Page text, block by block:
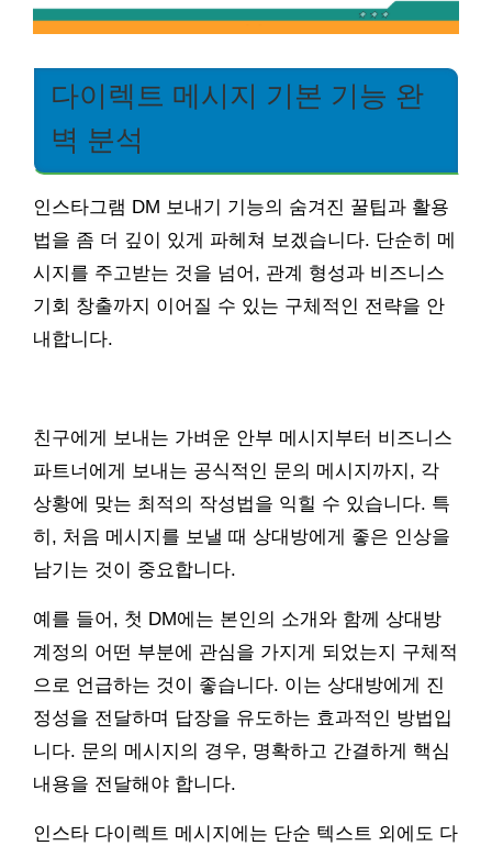
다이렉트 메시지 기본 기능 완
벽 분석
인스타그램 DM 보내기 기능의 숨겨진 꿀팁과 활용
법을 좀 더 깊이 있게 파헤쳐 보겠습니다. 단순히 메
시지를 주고받는 것을 넘어, 관계 형성과 비즈니스
기회 창출까지 이어질 수 있는 구체적인 전략을 안
내합니다.
친구에게 보내는 가벼운 안부 메시지부터 비즈니스
파트너에게 보내는 공식적인 문의 메시지까지, 각
상황에 맞는 최적의 작성법을 익힐 수 있습니다. 특
히, 처음 메시지를 보낼 때 상대방에게 좋은 인상을
남기는 것이 중요합니다.
예를 들어, 첫 DM에는 본인의 소개와 함께 상대방
계정의 어떤 부분에 관심을 가지게 되었는지 구체적
으로 언급하는 것이 좋습니다. 이는 상대방에게 진
정성을 전달하며 답장을 유도하는 효과적인 방법입
니다. 문의 메시지의 경우, 명확하고 간결하게 핵심
내용을 전달해야 합니다.
인스타 다이렉트 메시지에는 단순 텍스트 외에도 다